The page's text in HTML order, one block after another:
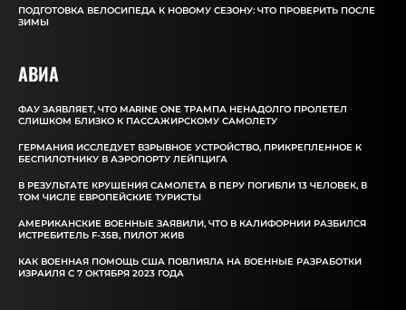
ПОДГОТОВКА ВЕЛОСИПЕДА К НОВОМУ СЕЗОНУ: ЧТО ПРОВЕРИТЬ ПОСЛЕ
ЗИМЫ
АВИА
ФАУ ЗАЯВЛЯЕТ, ЧТО MARINE ONE ТРАМПА НЕНАДОЛГО ПРОЛЕТЕЛ
СЛИШКОМ БЛИЗКО К ПАССАЖИРСКОМУ САМОЛЕТУ
ГЕРМАНИЯ ИССЛЕДУЕТ ВЗРЫВНОЕ УСТРОЙСТВО, ПРИКРЕПЛЕННОЕ К
БЕСПИЛОТНИКУ В АЭРОПОРТУ ЛЕЙПЦИГА
В РЕЗУЛЬТАТЕ КРУШЕНИЯ САМОЛЕТА В ПЕРУ ПОГИБЛИ 13 ЧЕЛОВЕК, В
ТОМ ЧИСЛЕ ЕВРОПЕЙСКИЕ ТУРИСТЫ
АМЕРИКАНСКИЕ ВОЕННЫЕ ЗАЯВИЛИ, ЧТО В КАЛИФОРНИИ РАЗБИЛСЯ
ИСТРЕБИТЕЛЬ F-35B, ПИЛОТ ЖИВ
КАК ВОЕННАЯ ПОМОЩЬ США ПОВЛИЯЛА НА ВОЕННЫЕ РАЗРАБОТКИ
ИЗРАИЛЯ С 7 ОКТЯБРЯ 2023 ГОДА